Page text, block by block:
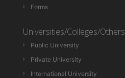
Forms
Universities/Colleges/Others
Public University
Private University
International University